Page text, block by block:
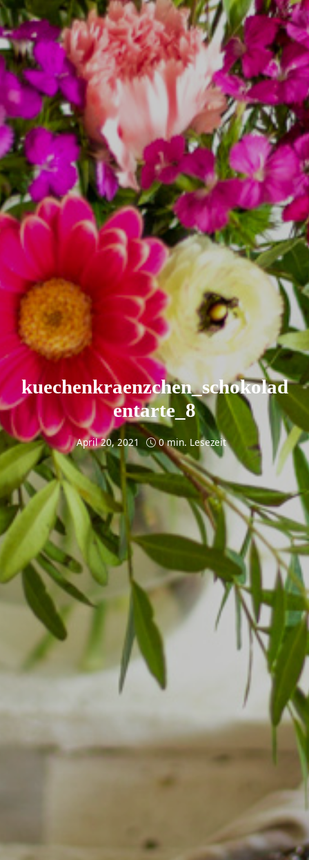
kuechenkraenzchen_schokolad
entarte_8
April 20, 2021 0 min. Lesezeit